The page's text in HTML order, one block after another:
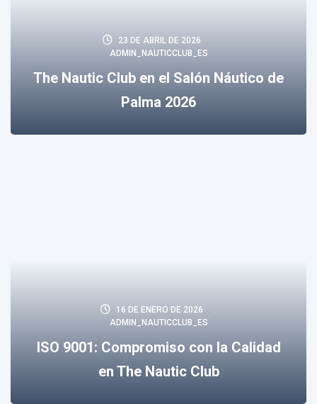
23 DE ABRIL DE 2026
ADMIN_NAUTICCLUB_ES
The Nautic Club en el Salón Náutico de
Palma 2026
16 DE ENERO DE 2026
ADMIN_NAUTICCLUB_ES
ISO 9001: Compromiso con la Calidad
en The Nautic Club